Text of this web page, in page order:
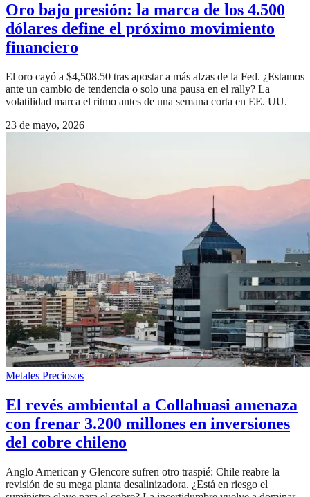
Oro bajo presión: la marca de los 4.500
dólares define el próximo movimiento
financiero
El oro cayó a $4,508.50 tras apostar a más alzas de la Fed. ¿Estamos
ante un cambio de tendencia o solo una pausa en el rally? La
volatilidad marca el ritmo antes de una semana corta en EE. UU.
23 de mayo, 2026
Metales Preciosos
El revés ambiental a Collahuasi amenaza
con frenar 3.200 millones en inversiones
del cobre chileno
Anglo American y Glencore sufren otro traspié: Chile reabre la
revisión de su mega planta desalinizadora. ¿Está en riesgo el